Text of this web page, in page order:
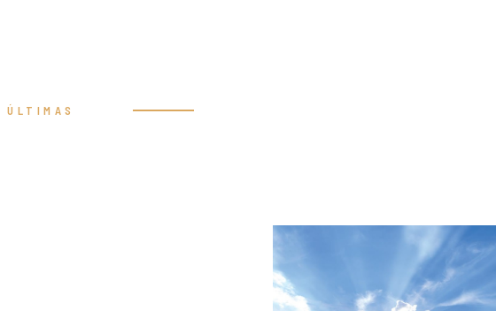
ÚLTIMAS